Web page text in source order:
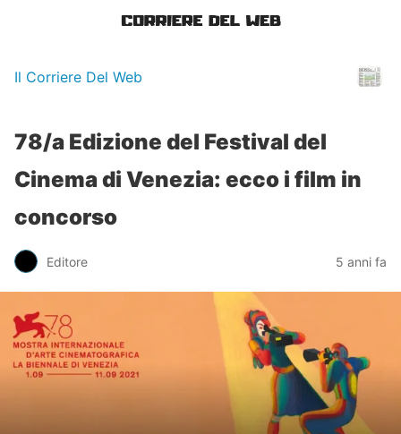
Il Corriere Del Web
78/a Edizione del Festival del
Cinema di Venezia: ecco i film in
concorso
Editore 5 anni fa